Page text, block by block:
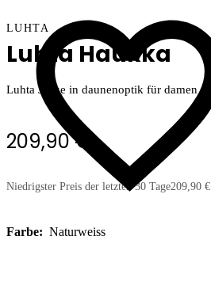
LUHTA
Luhta Haukka
Luhta Jacke in daunenoptik für damen
209,90 €
Niedrigster Preis der letzten 30 Tage209,90 €
Farbe: Naturweiss